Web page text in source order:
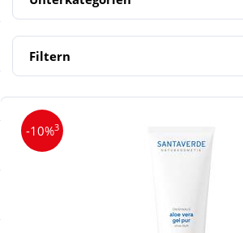
Neuheiten
Sale
Diabetes
Körperpflege & Kosmetik
Filtern
-10%3